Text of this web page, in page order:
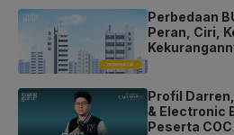
Perbedaan
Peran, Ciri,
Profil
& Electronic
Peserta